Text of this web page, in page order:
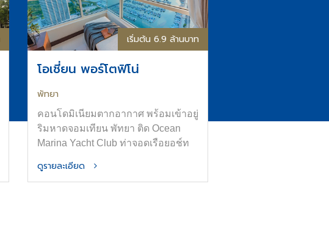
เริ่มต้น 6.9 ล้านบาท
โอเชี่ยน พอร์โตฟิโน่
พัทยา
คอนโดมิเนียมตากอากาศ พร้อมเข้าอยู่
ริมหาดจอมเทียน พัทยา ติด Ocean
Marina Yacht Club ท่าจอดเรือยอช์ท
ดูรายละเอียด